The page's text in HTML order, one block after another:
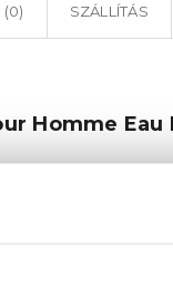
(0) SZÁLLÍTÁS
Homme
markáns,
a frissítő
a muskátli és
mélységet. A